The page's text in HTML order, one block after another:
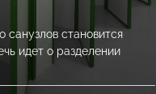
становится
идет о разделении